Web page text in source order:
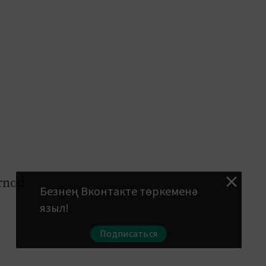
Безнең Вконтакте төркеменә
языл!
Подписаться